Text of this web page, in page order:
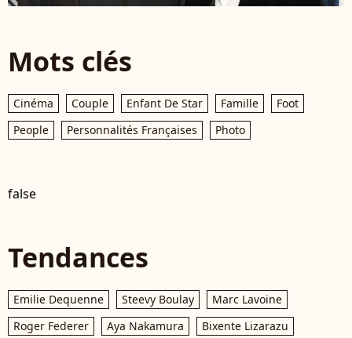
Mots clés
Cinéma Couple Enfant De Star Famille
Foot
People
Personnalités Françaises Photo
false
Tendances
Emilie Dequenne Steevy Boulay
Marc Lavoine
Roger Federer
Aya Nakamura
Bixente Lizarazu